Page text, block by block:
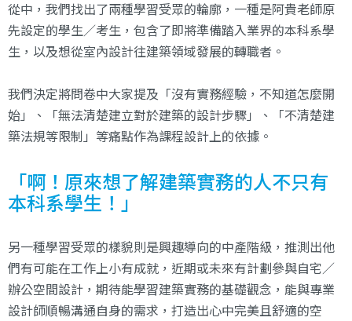
從中，我們找出了兩種學習受眾的輪廓，一種是阿貴老師原
先設定的學生／考生，包含了即將準備踏入業界的本科系學
生，以及想從室內設計往建築領域發展的轉職者。
我們決定將問卷中大家提及「沒有實務經驗，不知道怎麼開
始」、「無法清楚建立對於建築的設計步驟」、「不清楚建
築法規等限制」等痛點作為課程設計上的依據。
「啊！原來想了解建築實務的人不只有
本科系學生！」
另一種學習受眾的樣貌則是興趣導向的中產階級，推測出他
們有可能在工作上小有成就，近期或未來有計劃參與自宅／
辦公空間設計，期待能學習建築實務的基礎觀念，能與專業
設計師順暢溝通自身的需求，打造出心中完美且舒適的空